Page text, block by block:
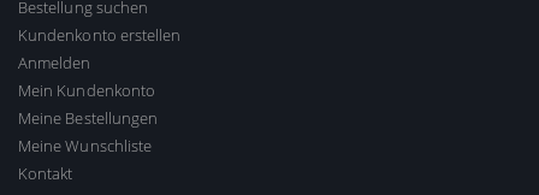
Bestellung suchen
Kundenkonto erstellen
Anmelden
Mein Kundenkonto
Meine Bestellungen
Meine Wunschliste
Kontakt